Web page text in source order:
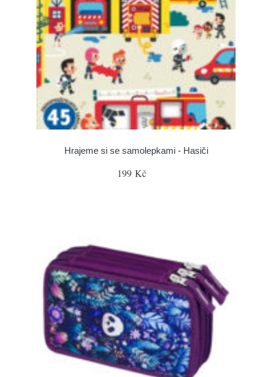
Hrajeme si se samolepkami - Hasiči
199 Kč